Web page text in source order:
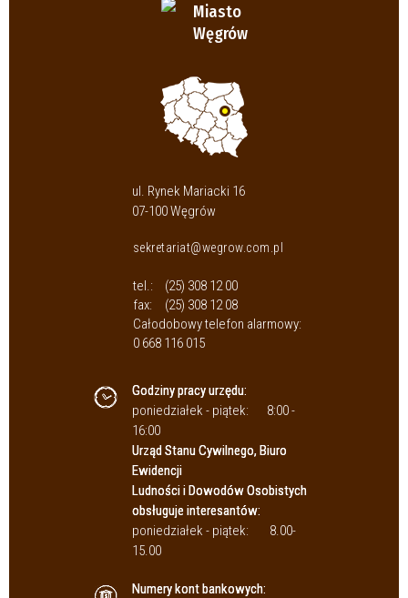
Miasto
Węgrów
ul. Rynek Mariacki 16
07-100 Węgrów
sekretariat@wegrow.com.pl
tel.:
(25) 308 12 00
fax:
(25) 308 12 08
Całodobowy telefon alarmowy:
0 668 116 015
Godziny pracy urzędu:
poniedziałek - piątek:
8:00 -
16:00
Urząd Stanu Cywilnego, Biuro
Ewidencji
Ludności i Dowodów Osobistych
obsługuje interesantów:
poniedziałek - piątek:
8.00-
15.00
Numery kont bankowych: